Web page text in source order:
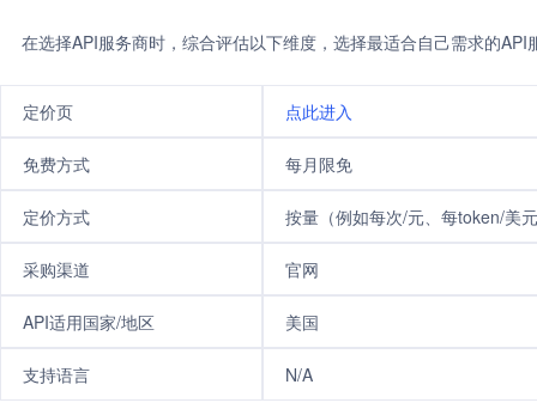
在选择API服务商时，综合评估以下维度，选择最适合自己需求的
定价页 点此进入
免费方式 每月限免
定价方式 按量（例如每次/元、每token/美
采购渠道 官网
API适用国家/地区 美国
支持语言 N/A